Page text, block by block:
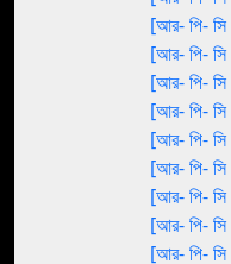
[আর- পি-
[আর- পি-
[আর- পি-
[আর- পি-
[আর- পি-
[আর- পি-
[আর- পি-
[আর- পি-
[আর- পি-